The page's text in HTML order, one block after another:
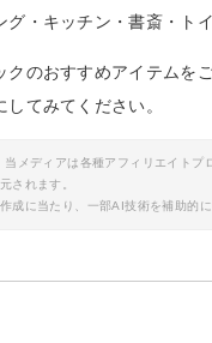
グ・キッチン・書斎・ト
クのおすすめアイテムを
てみてください。
メディアは各種アフィリエイトプ
されます。
成に当たり、一部AI技術を補助的に